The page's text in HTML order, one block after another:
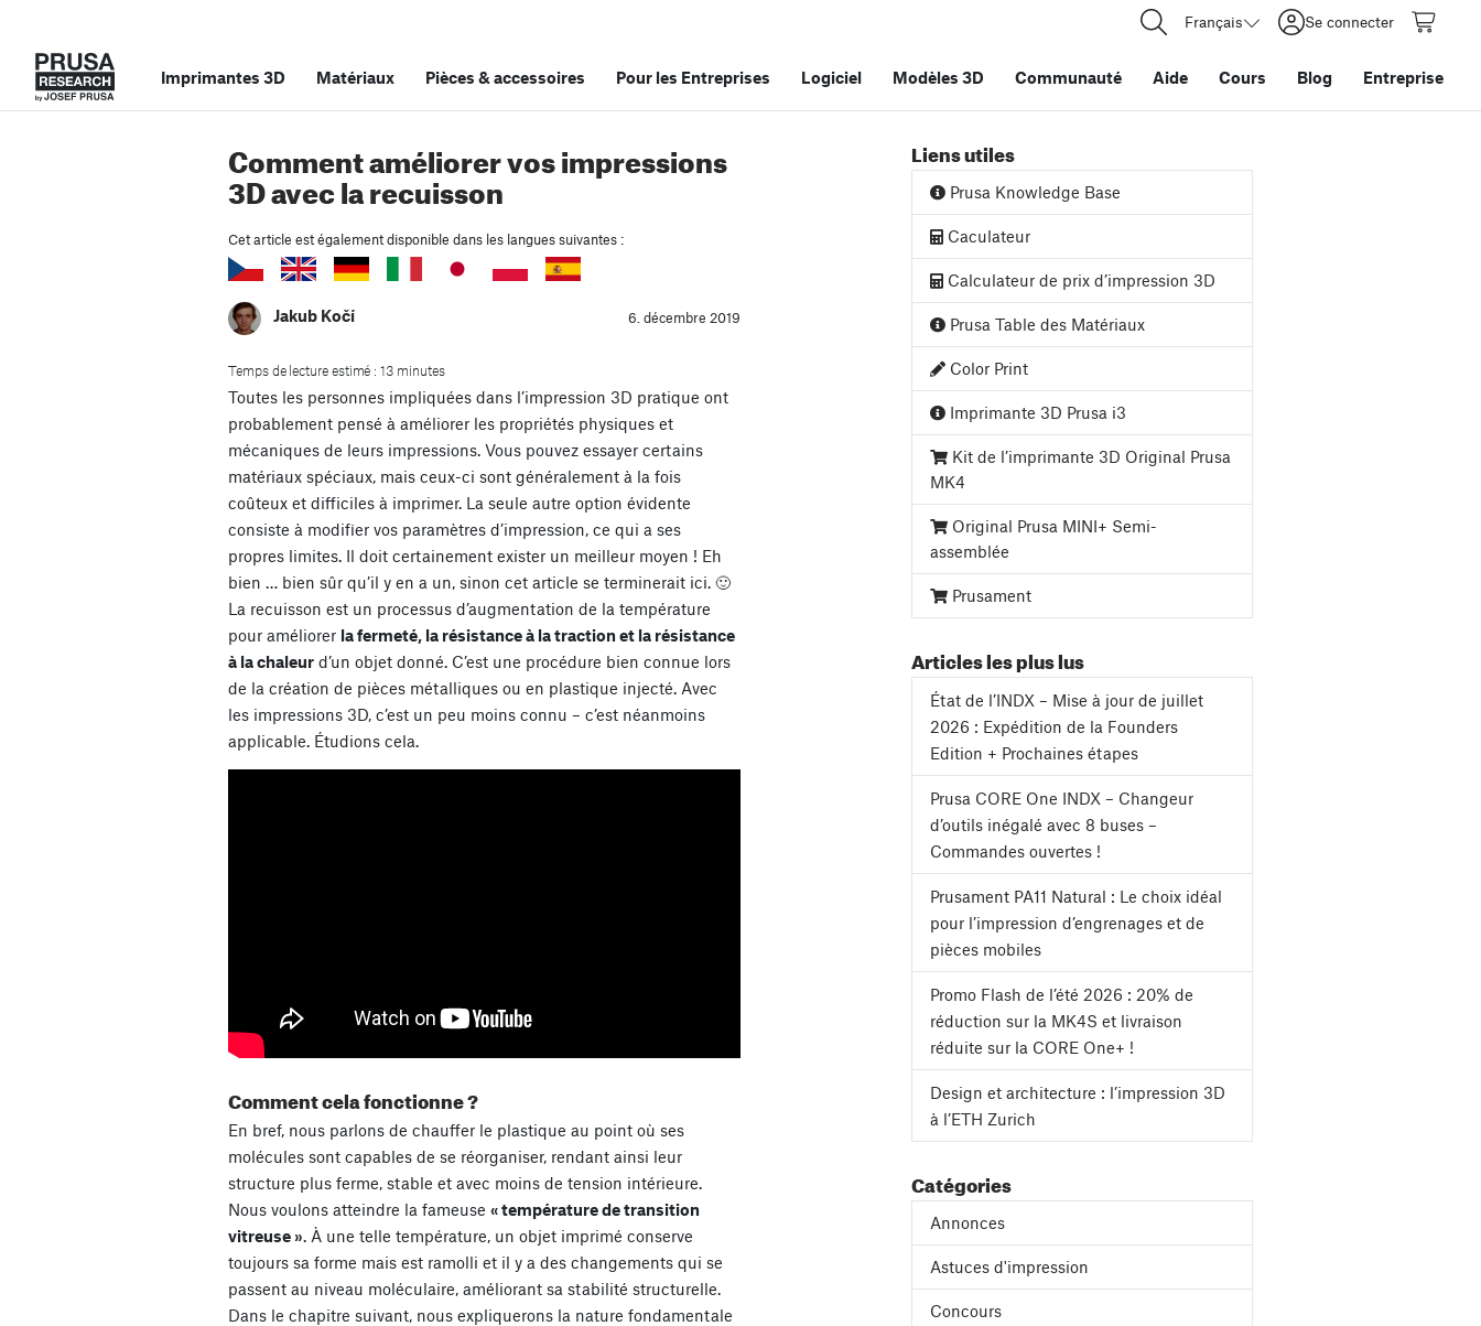
Français Se connecter
Imprimantes 3D Matériaux Pièces &accessoires Pour les Entreprises Logiciel Modèles 3D Communauté Aide Cours Blog Entreprise
Comment améliorer vos impressions
3D avec la recuisson
Cet article est également disponible dans les langues suivantes :
Jakub Kočí 6. décembre 2019
Temps de lecture estimé : 13 minutes
Toutes les personnes impliquées dans l’impression 3D pratique ont
probablement pensé à améliorer les propriétés physiques et
mécaniques de leurs impressions. Vous pouvez essayer certains
matériaux spéciaux, mais ceux-ci sont généralement à la fois
coûteux et difficiles à imprimer. La seule autre option évidente
consiste à modifier vos paramètres d’impression, ce qui a ses
propres limites. Il doit certainement exister un meilleur moyen ! Eh
bien … bien sûr qu’il y en a un, sinon cet article se terminerait ici. 🙂
La recuisson est un processus d’augmentation de la température
pour améliorer la fermeté, la résistance à la traction et la résistance
à la chaleur d’un objet donné. C’est une procédure bien connue lors
de la création de pièces métalliques ou en plastique injecté. Avec
les impressions 3D, c’est un peu moins connu – c’est néanmoins
applicable. Étudions cela.
Comment cela fonctionne ?
En bref, nous parlons de chauffer le plastique au point où ses
molécules sont capables de se réorganiser, rendant ainsi leur
structure plus ferme, stable et avec moins de tension intérieure.
Nous voulons atteindre la fameuse « température de transition
vitreuse ». À une telle température, un objet imprimé conserve
toujours sa forme mais est ramolli et il y a des changements qui se
passent au niveau moléculaire, améliorant sa stabilité structurelle.
Dans le chapitre suivant, nous expliquerons la nature fondamentale
Liens utiles
Prusa Knowledge Base
Caculateur
Calculateur de prix d’impression 3D
Prusa Table des Matériaux
Color Print
Imprimante 3D Prusa i3
Kit de l’imprimante 3D Original Prusa
MK4
Original Prusa MINI+ Semi-
assemblée
Prusament
Articles les plus lus
État de l’INDX – Mise à jour de juillet
2026 : Expédition de la Founders
Edition + Prochaines étapes
Prusa CORE One INDX – Changeur
d’outils inégalé avec 8 buses –
Commandes ouvertes !
Prusament PA11 Natural : Le choix idéal
pour l’impression d’engrenages et de
pièces mobiles
Promo Flash de l’été 2026 : 20% de
réduction sur la MK4S et livraison
réduite sur la CORE One+ !
Design et architecture : l’impression 3D
à l’ETH Zurich
Catégories
Annonces
Astuces d'impression
Concours